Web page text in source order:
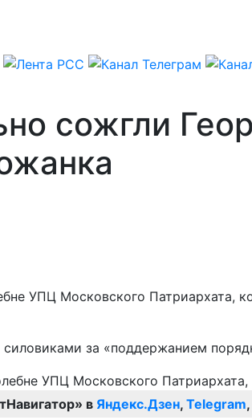
сожгли
УПЦ Московского Патриархата,
за «поддержанием
в Яндекс.Дзен, Telegram,